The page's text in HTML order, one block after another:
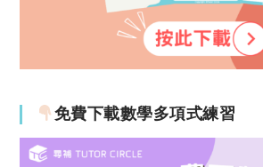
免費下載數學多項式練習